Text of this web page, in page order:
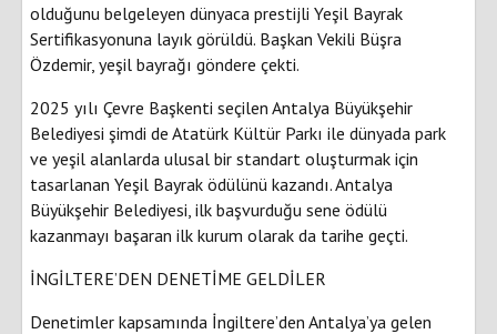
olduğunu belgeleyen dünyaca prestijli Yeşil Bayrak
Sertifikasyonuna layık görüldü. Başkan Vekili Büşra
Özdemir, yeşil bayrağı göndere çekti.
2025 yılı Çevre Başkenti seçilen Antalya Büyükşehir
Belediyesi şimdi de Atatürk Kültür Parkı ile dünyada park
ve yeşil alanlarda ulusal bir standart oluşturmak için
tasarlanan Yeşil Bayrak ödülünü kazandı. Antalya
Büyükşehir Belediyesi, ilk başvurduğu sene ödülü
kazanmayı başaran ilk kurum olarak da tarihe geçti.
İNGİLTERE’DEN DENETİME GELDİLER
Denetimler kapsamında İngiltere’den Antalya’ya gelen